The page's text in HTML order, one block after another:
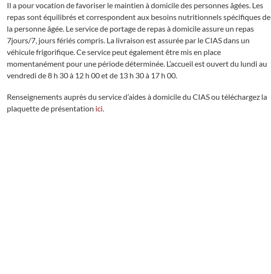
Il a pour vocation de favoriser le maintien à domicile des personnes âgées. Les
repas sont équilibrés et correspondent aux besoins nutritionnels spécifiques de
la personne âgée. Le service de portage de repas à domicile assure un repas
7jours/7, jours fériés compris. La livraison est assurée par le CIAS dans un
véhicule frigorifique. Ce service peut également être mis en place
momentanément pour une période déterminée. L’accueil est ouvert du lundi au
vendredi de 8 h 30 à 12 h 00 et de 13 h 30 à 17 h 00.
Renseignements auprès du service d’aides à domicile du CIAS ou téléchargez la
plaquette de présentation ici.